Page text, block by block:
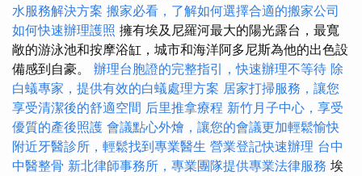
水服務解決方案 搬家必看，了解如何選擇合適的搬家公司
如何快速辦理護照 擁有埃及尼羅河最大的陽光露台，最寬
敞的游泳池和按摩浴缸，城市和海洋阿多尼斯為他的出色設
備感到自豪。 辦理台胞證的完整指引，快速辦理不等待 除
白蟻專家，提供有效的白蟻處理方案 居家打掃服務，讓您
享受清潔後的舒適空間 后里推拿療程 新竹月子中心，享受
優質的產後照護 會議點心外燴，讓您的會議更加輕鬆愉快
附近牙醫診所，輕鬆找到專業醫生 營業登記快速辦理 台中
中醫整骨 新北律師事務所，專業團隊提供專業法律服務 埃